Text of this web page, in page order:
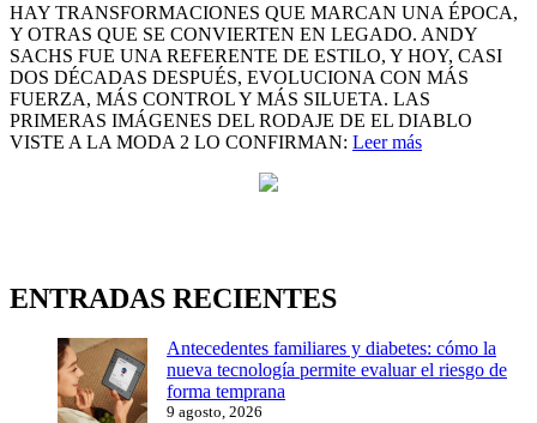
HAY TRANSFORMACIONES QUE MARCAN UNA ÉPOCA,
Y OTRAS QUE SE CONVIERTEN EN LEGADO. ANDY
SACHS FUE UNA REFERENTE DE ESTILO, Y HOY, CASI
DOS DÉCADAS DESPUÉS, EVOLUCIONA CON MÁS
FUERZA, MÁS CONTROL Y MÁS SILUETA. LAS
PRIMERAS IMÁGENES DEL RODAJE DE EL DIABLO
VISTE A LA MODA 2 LO CONFIRMAN: Leer más
ENTRADAS RECIENTES
Antecedentes familiares y diabetes: cómo la
nueva tecnología permite evaluar el riesgo de
forma temprana
9 agosto, 2026